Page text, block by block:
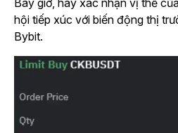
Bây giờ, hãy xác nhận vị thế
hội tiếp xúc với biến động thị
Bybit.